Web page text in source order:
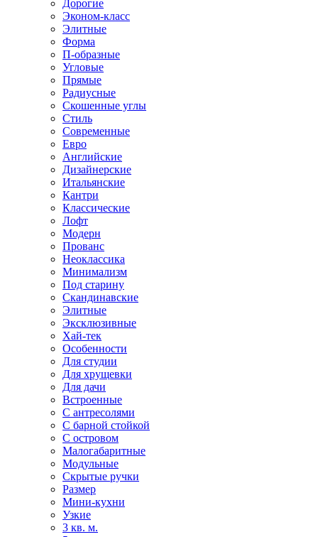
Дорогие
Эконом-класс
Элитные
Форма
П-образные
Угловые
Прямые
Радиусные
Скошенные углы
Стиль
Современные
Евро
Английские
Дизайнерские
Итальянские
Кантри
Классические
Лофт
Модерн
Прованс
Неоклассика
Минимализм
Под старину
Скандинавские
Элитные
Эксклюзивные
Хай-тек
Особенности
Для студии
Для хрущевки
Для дачи
Встроенные
С антресолями
С барной стойкой
С островом
Малогабаритные
Модульные
Скрытые ручки
Размер
Мини-кухни
Узкие
3 кв. м.